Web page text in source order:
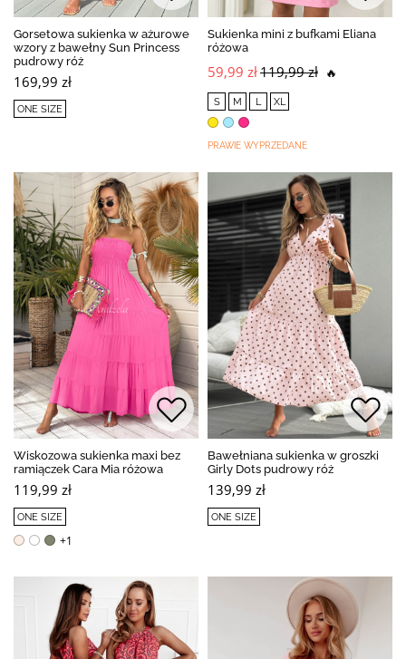
Gorsetowa sukienka w ażurowe
wzory z bawełny Sun Princess
pudrowy róż
169,99 zł
ONE SIZE
Sukienka mini z bufkami Eliana
różowa
59,99 zł119,99 zł 🔥
S M L XL
PRAWIE WYPRZEDANE
Wiskozowa sukienka maxi bez
ramiączek Cara Mia różowa
119,99 zł
ONE SIZE
+1
Bawełniana sukienka w groszki
Girly Dots pudrowy róż
139,99 zł
ONE SIZE